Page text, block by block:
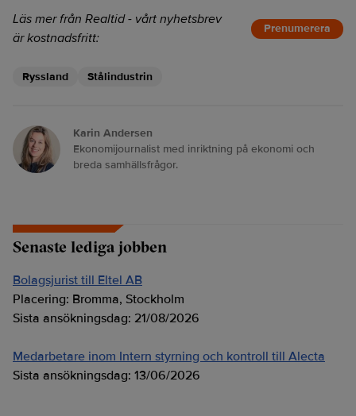
Läs mer från Realtid - vårt nyhetsbrev
är kostnadsfritt:
Prenumerera
Ryssland Stålindustrin
Karin Andersen
Ekonomijournalist med inriktning på ekonomi och
breda samhällsfrågor.
Senaste lediga jobben
Bolagsjurist till Eltel AB
Placering: Bromma, Stockholm
Sista ansökningsdag: 21/08/2026
Medarbetare inom Intern styrning och kontroll till Alecta
Sista ansökningsdag: 13/06/2026